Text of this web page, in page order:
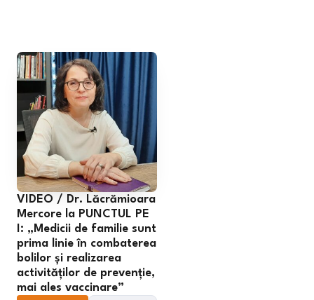
VIDEO / Dr. Lăcrămioara
Mercore la PUNCTUL PE
I: „Medicii de familie sunt
prima linie în combaterea
bolilor și realizarea
activităților de prevenție,
mai ales vaccinare”